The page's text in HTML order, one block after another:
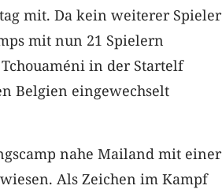
mit. Da kein weiterer Spieler
mit nun 21 Spielern
in der Startelf
Belgien eingewechselt
nahe Mailand mit einer
Als Zeichen im Kampf